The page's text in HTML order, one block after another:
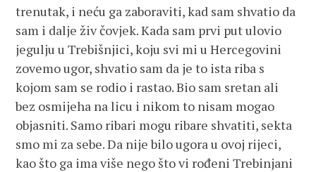
trenutak, i neću ga zaboraviti, kad sam shvatio da
sam i dalje živ čovjek. Kada sam prvi put ulovio
jegulju u Trebišnjici, koju svi mi u Hercegovini
zovemo ugor, shvatio sam da je to ista riba s
kojom sam se rodio i rastao. Bio sam sretan ali
bez osmijeha na licu i nikom to nisam mogao
objasniti. Samo ribari mogu ribare shvatiti, sekta
smo mi za sebe. Da nije bilo ugora u ovoj rijeci,
kao što ga ima više nego što vi rođeni Trebinjani